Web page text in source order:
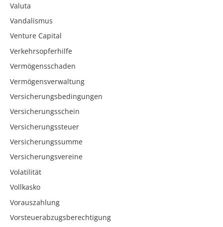
Valuta
Vandalismus
Venture Capital
Verkehrsopferhilfe
Vermögensschaden
Vermögensverwaltung
Versicherungsbedingungen
Versicherungsschein
Versicherungssteuer
Versicherungssumme
Versicherungsvereine
Volatilität
Vollkasko
Vorauszahlung
Vorsteuerabzugsberechtigung